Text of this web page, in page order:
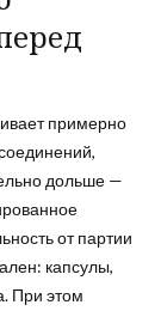
примерно
дольше —
от партии
капсулы,
При этом